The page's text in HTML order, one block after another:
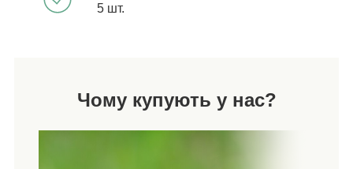
5 шт.
Чому купують у нас?